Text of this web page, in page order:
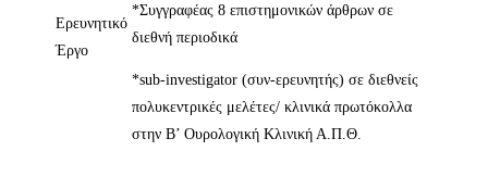
Ερευνητικό
Έργο
*Συγγραφέας 8 επιστημονικών άρθρων σε
διεθνή περιοδικά
*sub-investigator (συν-ερευνητής) σε διεθνείς
πολυκεντρικές μελέτες/ κλινικά πρωτόκολλα
στην Β’ Ουρολογική Κλινική Α.Π.Θ.